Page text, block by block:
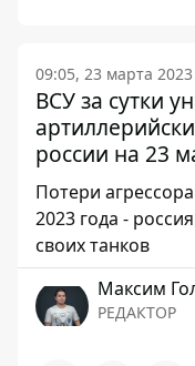
09:05, 23 марта 2023
ВСУ за сутки
россии на 23
Потери
2023 года -
своих танков
Максим
РЕДАКТОР